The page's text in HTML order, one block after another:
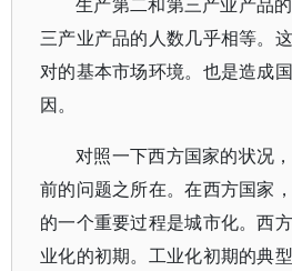
三产业产品的人数几乎相等。
对的基本市场环境。也是造成
因。
对照一下西方国家的状况
前的问题之所在。在西方国家
的一个重要过程是城市化。西
业化的初期。工业化初期的典